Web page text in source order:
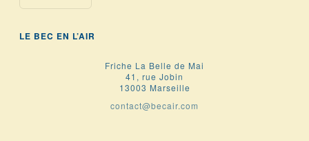
LE BEC EN L’AIR
Friche La Belle de Mai
41, rue Jobin
13003 Marseille
contact@becair.com